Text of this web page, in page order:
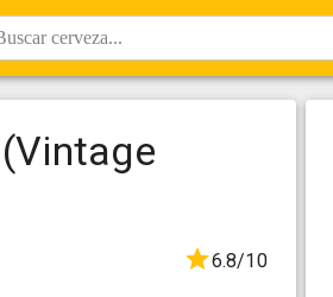
cerveza...
6.8/10